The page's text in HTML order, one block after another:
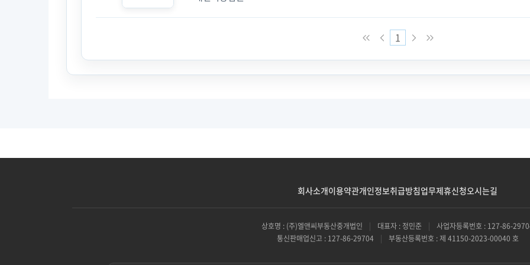
1
회사소개이용약관개인정보취급방침업무제휴신청오시는길
상호명 : (주)엘앤씨부동산중개법인 | 대표자 : 정민준 |
사업자등록번호 : 127-86-
통신판매업신고 : 127-86-29704
| 부동산등록번호 : 제 41150-2023-00040 호